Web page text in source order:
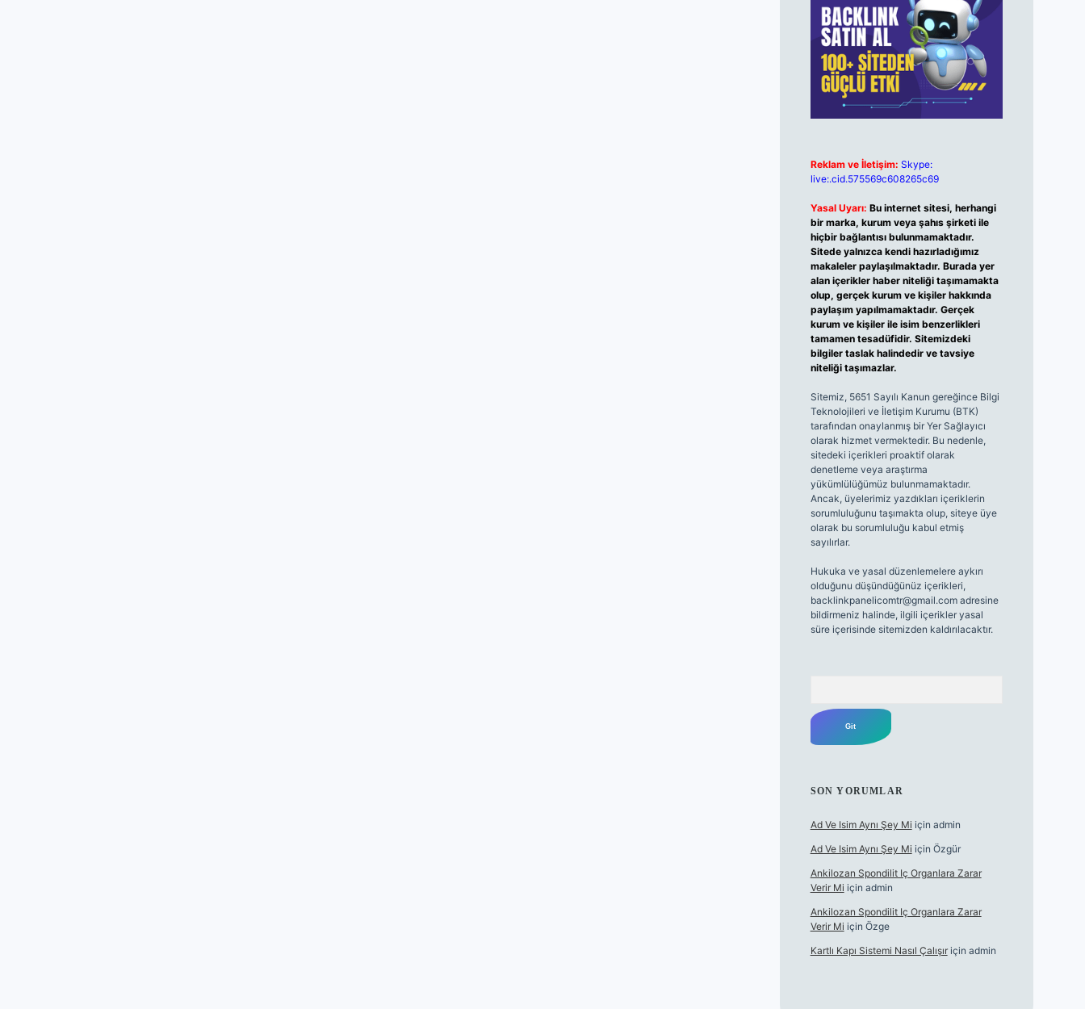
Reklam ve İletişim: Skype:
live:.cid.575569c608265c69
Yasal Uyarı: Bu internet sitesi, herhangi
bir marka, kurum veya şahıs şirketi ile
hiçbir bağlantısı bulunmamaktadır.
Sitede yalnızca kendi hazırladığımız
makaleler paylaşılmaktadır. Burada yer
alan içerikler haber niteliği taşımamakta
olup, gerçek kurum ve kişiler hakkında
paylaşım yapılmamaktadır. Gerçek
kurum ve kişiler ile isim benzerlikleri
tamamen tesadüfidir. Sitemizdeki
bilgiler taslak halindedir ve tavsiye
niteliği taşımazlar.
Sitemiz, 5651 Sayılı Kanun gereğince Bilgi
Teknolojileri ve İletişim Kurumu (BTK)
tarafından onaylanmış bir Yer Sağlayıcı
olarak hizmet vermektedir. Bu nedenle,
sitedeki içerikleri proaktif olarak
denetleme veya araştırma
yükümlülüğümüz bulunmamaktadır.
Ancak, üyelerimiz yazdıkları içeriklerin
sorumluluğunu taşımakta olup, siteye üye
olarak bu sorumluluğu kabul etmiş
sayılırlar.
Hukuka ve yasal düzenlemelere aykırı
olduğunu düşündüğünüz içerikleri,
backlinkpanelicomtr@gmail.comadresine
bildirmeniz halinde, ilgili içerikler yasal
süre içerisinde sitemizden kaldırılacaktır.
SON YORUMLAR
Ad Ve Isim Aynı Şey Mi için admin
Ad Ve Isim Aynı Şey Mi için Özgür
Ankilozan Spondilit Iç Organlara Zarar
Verir Mi için admin
Ankilozan Spondilit Iç Organlara Zarar
Verir Mi için Özge
Kartlı Kapı Sistemi Nasıl Çalışıriçin admin